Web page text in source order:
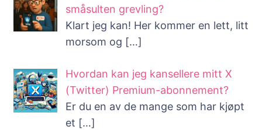
småsulten grevling?
Klart jeg kan! Her kommer en lett, litt
morsom og […]
Hvordan kan jeg kansellere mitt X
(Twitter) Premium-abonnement?
Er du en av de mange som har kjøpt
et […]